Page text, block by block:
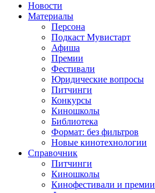
Новости
Материалы
Персона
Подкаст Мувистарт
Афиша
Премии
Фестивали
Юридические вопросы
Питчинги
Конкурсы
Киношколы
Библиотека
Формат: без фильтров
Новые кинотехнологии
Справочник
Питчинги
Киношколы
Кинофестивали и премии